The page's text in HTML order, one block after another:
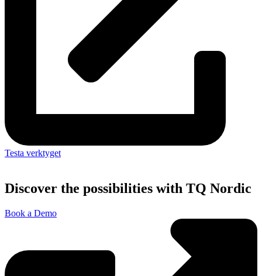
Testa verktyget
Discover the possibilities with TQ Nordic
Book a Demo